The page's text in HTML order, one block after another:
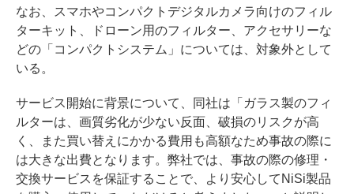
なお、スマホやコンパクトデジタルカメラ向けのフィル
ターキット、ドローン用のフィルター、アクセサリーな
どの「コンパクトシステム」については、対象外として
いる。
サービス開始に背景について、同社は「ガラス製のフィ
ルターは、画質劣化が少ない反面、破損のリスクが高
く、また買い替えにかかる費用も高額なため事故の際に
は大きな出費となります。弊社では、事故の際の修理・
交換サービスを保証することで、より安心してNiSi製品